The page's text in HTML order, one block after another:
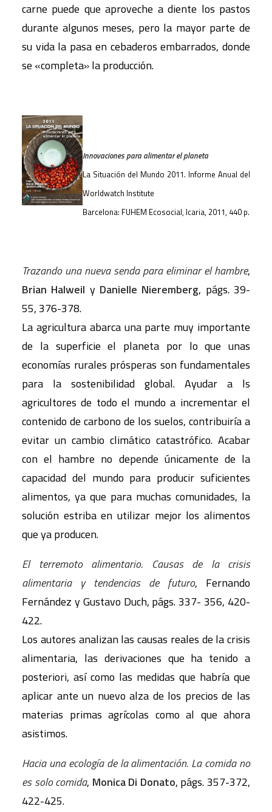
carne puede que aproveche a diente los pastos
durante algunos meses, pero la mayor parte de
su vida la pasa en cebaderos embarrados, donde
se «completa» la producción.
Innovaciones para alimentar el planeta
La Situación del Mundo 2011. Informe Anual del
Worldwatch Institute
Barcelona: FUHEM Ecosocial, Icaria, 2011, 440 p.
Trazando una nueva senda para eliminar el hambre,
Brian Halweil y Danielle Nieremberg, págs. 39-
55, 376-378.
La agricultura abarca una parte muy importante
de la superficie el planeta por lo que unas
economías rurales prósperas son fundamentales
para la sostenibilidad global. Ayudar a ls
agricultores de todo el mundo a incrementar el
contenido de carbono de los suelos, contribuiría a
evitar un cambio climático catastrófico. Acabar
con el hambre no depende únicamente de la
capacidad del mundo para producir suficientes
alimentos, ya que para muchas comunidades, la
solución estriba en utilizar mejor los alimentos
que ya producen.
El terremoto alimentario. Causas de la crisis
alimentaria y tendencias de futuro, Fernando
Fernández y Gustavo Duch, págs. 337- 356, 420-
422.
Los autores analizan las causas reales de la crisis
alimentaria, las derivaciones que ha tenido a
posteriori, así como las medidas que habría que
aplicar ante un nuevo alza de los precios de las
materias primas agrícolas como al que ahora
asistimos.
Hacia una ecología de la alimentación. La comida no
es solo comida, Monica Di Donato, págs. 357-372,
422-425.